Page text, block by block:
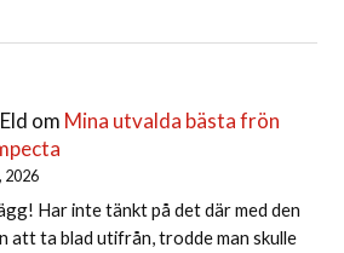
om Mina utvalda bästa frön
2026
Har inte tänkt på det där med den
att ta blad utifrån, trodde man skulle